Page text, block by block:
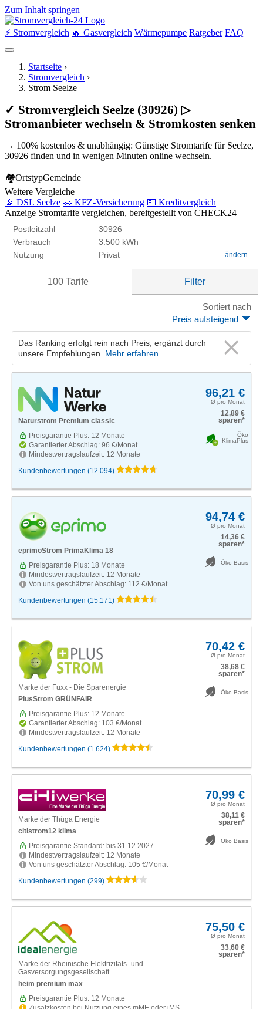
Zum Inhalt springen
⚡ Stromvergleich 🔥 Gasvergleich Wärmepumpe Ratgeber FAQ
Startseite ›
Stromvergleich ›
Strom Seelze
✓ Stromvergleich Seelze (30926) ▷
Stromanbieter wechseln & Stromkosten senken
→ 100% kostenlos & unabhängig: Günstige Stromtarife für Seelze,
30926 finden und in wenigen Minuten online wechseln.
🏘OrtstypGemeinde
Weitere Vergleiche
📡 DSL Seelze 🚗 KFZ-Versicherung 💵 Kreditvergleich
Anzeige Stromtarife vergleichen, bereitgestellt von CHECK24